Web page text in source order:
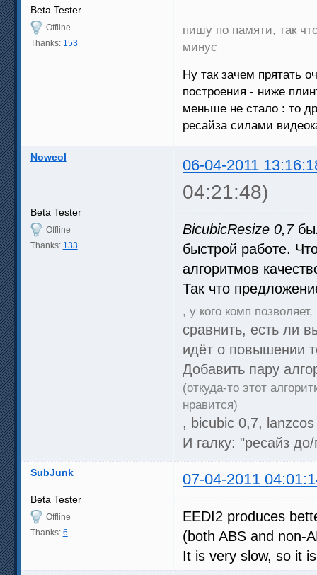
Beta Tester
Offline
Thanks: 153
пишу по памяти, так
минус
Ну так зачем прятать
построения - ниже
меньше не стало : то
ресайза силами
Noweol 06-04-2011
04:21:48)
Beta Tester
Offline
Thanks: 133
BicubicResize 0,7
быстрой работе.
алгоритмов
Так что
, у кого комп позволяет,
сравнить, есть ли
идёт о повышении
Добавить пару
(откуда-то этот
нравится)
, bicubic 0,7,
И галку: "реcайз
SubJunk 07-04-2011
Beta Tester
Offline
Thanks: 6
EEDI2 produces
(both ABS and non-
It is very slow, so it